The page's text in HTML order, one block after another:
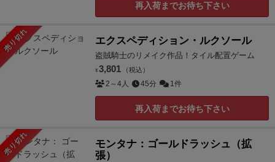
再入荷までお待ち下さい
売り切れ エクスペディション・ルクソール
盗賊騎士のリメイク作品！タイル配置ゲーム
¥ 3,801 （税込）
2～4人 45分 1件
再入荷までお待ち下さい
売り切れ
モンタナ：ゴールドラッシュ（拡
張）